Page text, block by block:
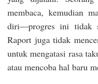
membaca, kemudian
diri—progres ini tidak
Raport juga tidak
untuk mengatasi rasa
atau mencoba hal baru